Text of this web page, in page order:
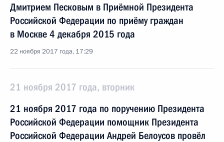
Дмитрием Песковым в Приёмной Президента
Российской Федерации по приёму граждан
в Москве 4 декабря 2015 года
22 ноября 2017 года, 17:29
21 ноября 2017 года, вторник
21 ноября 2017 года по поручению Президента
Российской Федерации помощник Президента
Российской Федерации Андрей Белоусов провёл